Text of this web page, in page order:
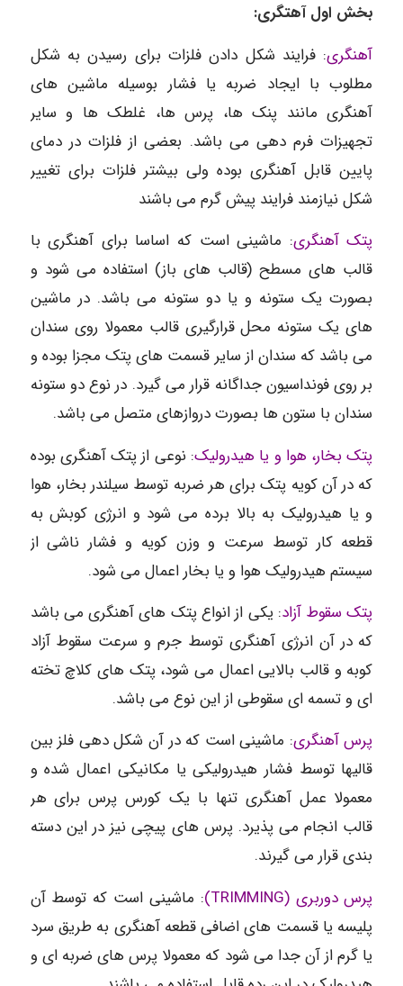
بخش اول آهتگری:
آهنگری: فرایند شکل دادن فلزات برای رسیدن به شکل
مطلوب با ایجاد ضربه یا فشار بوسیله ماشین های
آهنگری مانند پنک ها، پرس ها، غلطک ها و سایر
تجهیزات فرم دهی می باشد. بعضی از فلزات در دمای
پایین قابل آهنگری بوده ولی بیشتر فلزات برای تغییر
شکل نیازمند فرایند پیش گرم می باشند
پتک آهنگری: ماشینی است که اساسا برای آهنگری با
قالب های مسطح (قالب های باز) استفاده می شود و
بصورت یک ستونه و یا دو ستونه می باشد. در ماشین
های یک ستونه محل قرارگیری قالب معمولا روی سندان
می باشد که سندان از سایر قسمت های پتک مجزا بوده و
بر روی فونداسیون جداگانه قرار می گیرد. در نوع دو ستونه
سندان با ستون ها بصورت دروازهای متصل می باشد.
پتک بخار، هوا و یا هیدرولیک: نوعی از پتک آهنگری بوده
که در آن کویه پتک برای هر ضربه توسط سیلندر بخار، هوا
و یا هیدرولیک به بالا برده می شود و انرژی کوبش به
قطعه کار توسط سرعت و وزن کویه و فشار ناشی از
سیستم هیدرولیک هوا و یا بخار اعمال می شود.
پتک سقوط آزاد: یکی از انواع پتک های آهنگری می باشد
که در آن انرژی آهنگری توسط جرم و سرعت سقوط آزاد
کوبه و قالب بالایی اعمال می شود، پتک های کلاچ تخته
ای و تسمه ای سقوطی از این نوع می باشد.
پرس آهنگری: ماشینی است که در آن شکل دهی فلز بین
قالیها توسط فشار هیدرولیکی یا مکانیکی اعمال شده و
معمولا عمل آهنگری تنها با یک کورس پرس برای هر
قالب انجام می پذیرد. پرس های پیچی نیز در این دسته
بندی قرار می گیرند.
پرس دوربری (TRIMMING)
: ماشینی است که توسط آن
پلیسه یا قسمت های اضافی قطعه آهنگری به طریق سرد
یا گرم از آن جدا می شود که معمولا پرس های ضربه ای و